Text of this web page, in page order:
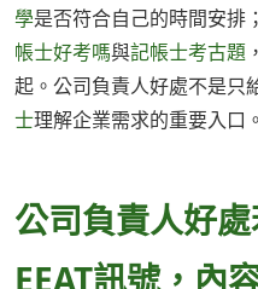
學是否符合自己的時間安排
帳士好考嗎與記帳士考古題
起。公司負責人好處不是只
士理解企業需求的重要入口。
公司負責人好
EEAT訊號，內